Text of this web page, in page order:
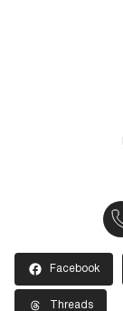
Facebook
Threads